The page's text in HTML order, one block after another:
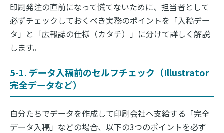
印刷発注の直前になって慌てないために、担当者として
必ずチェックしておくべき実務のポイントを「入稿デー
タ」と「広報誌の仕様（カタチ）」に分けて詳しく解説
します。
5-1. データ入稿前のセルフチェック（Illustrator
完全データなど）
自分たちでデータを作成して印刷会社へ支給する「完全
データ入稿」などの場合、以下の3つのポイントを必ず